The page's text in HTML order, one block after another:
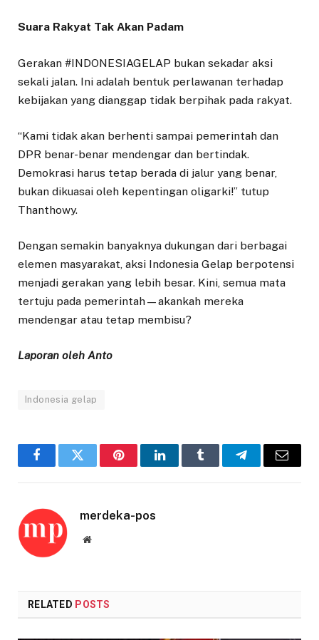
Suara Rakyat Tak Akan Padam
Gerakan #INDONESIAGELAP bukan sekadar aksi
sekali jalan. Ini adalah bentuk perlawanan terhadap
kebijakan yang dianggap tidak berpihak pada rakyat.
“Kami tidak akan berhenti sampai pemerintah dan
DPR benar-benar mendengar dan bertindak.
Demokrasi harus tetap berada di jalur yang benar,
bukan dikuasai oleh kepentingan oligarki!” tutup
Thanthowy.
Dengan semakin banyaknya dukungan dari berbagai
elemen masyarakat, aksi Indonesia Gelap berpotensi
menjadi gerakan yang lebih besar. Kini, semua mata
tertuju pada pemerintah—akankah mereka
mendengar atau tetap membisu?
Laporan oleh Anto
Indonesia gelap
FacebookTwitter PinterestLinkedInTumblr TelegramEmail
merdeka-pos
Website
RELATED POSTS